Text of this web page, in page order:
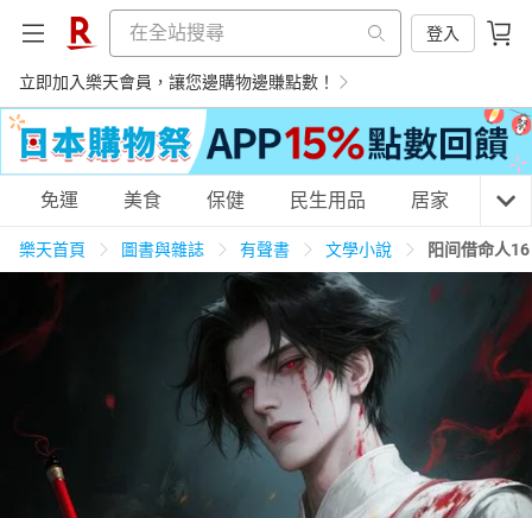
登入
立即加入樂天會員，讓您邊購物邊賺點數！
購物網分類
天天免運 美食蛋糕 養生保健
3C家電 運動休閒 親子玩具
免運 美食 保健 民生用品 居家 3C
樂天首頁 圖書與雜誌 有聲書 文學小說 阳间借命人